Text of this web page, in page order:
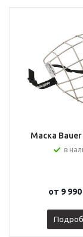
Маска
в
от 9